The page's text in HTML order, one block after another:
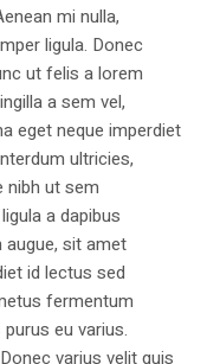
mi nulla,
ligula. Donec
ut felis a lorem
a sem vel,
eget neque imperdiet
ultricies,
nibh ut sem
a dapibus
sit amet
id lectus sed
fermentum
eu varius.
varius velit quis